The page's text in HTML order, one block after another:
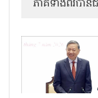
ភាគីទាំងពីរបាន